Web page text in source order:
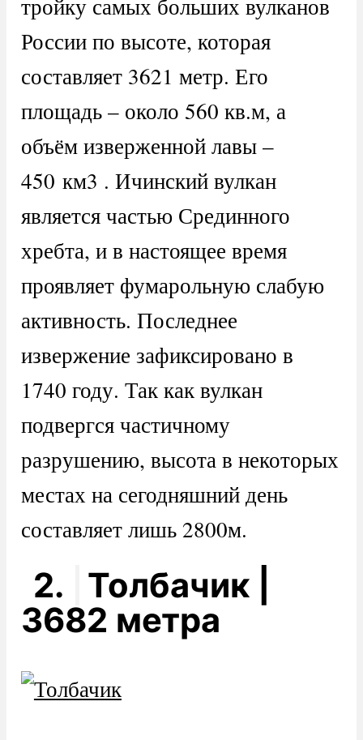
России по высоте, которая
составляет 3621 метр. Его
площадь – около 560 кв.м, а
объём изверженной лавы –
450 км3 . Ичинский вулкан
является частью Срединного
хребта, и в настоящее время
проявляет фумарольную слабую
активность. Последнее
извержение зафиксировано в
1740 году. Так как вулкан
подвергся частичному
разрушению, высота в некоторых
местах на сегодняшний день
составляет лишь 2800м.
2.
Толбачик |
3682 метра